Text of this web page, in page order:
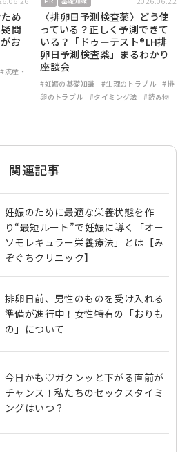
め
問
お
#流産・
〈排卵日予測検査薬〉どう使
っている？正しく予測できて
いる？「ドゥーテスト®LH排
卵日予測検査薬」まるわかり
座談会
#妊娠の基礎知識 #生理のトラブル
#排
卵のトラブル
#タイミング法 #読み物
関連記事
妊娠のために最適な栄養状態を作
り“最短ルート”で妊娠に導く「オー
ソモレキュラー栄養療法」とは【み
ぞぐちクリニック】
排卵日前、男性のものを受け入れる
準備が進行中！女性特有の「おりも
の」について
今日かも♡ガクンッと下がる直前が
チャンス！私たちのセックスタイミ
ングはいつ？